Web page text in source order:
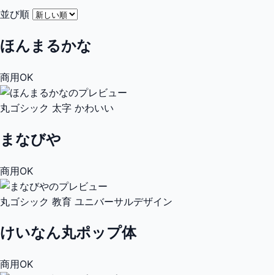
並び順
ほんまるかな
商用OK
丸ゴシック 太字 かわいい
まなびや
商用OK
丸ゴシック 教育 ユニバーサルデザイン
けいなん丸ポップ体
商用OK